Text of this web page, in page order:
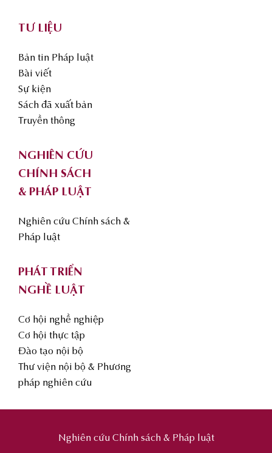
TƯ LIỆU
Bản tin Pháp luật
Bài viết
Sự kiện
Sách đã xuất bản
Truyền thông
NGHIÊN CỨU
CHÍNH SÁCH
& PHÁP LUẬT
Nghiên cứu Chính sách &
Pháp luật
PHÁT TRIỂN
NGHỀ LUẬT
Cơ hội nghề nghiệp
Cơ hội thực tập
Đào tạo nội bộ
Thư viện nội bộ & Phương
pháp nghiên cứu
Nghiên cứu Chính sách & Pháp luật